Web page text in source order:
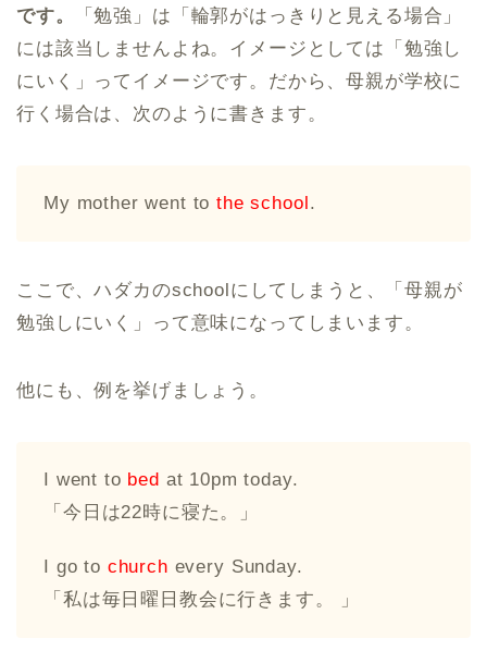
です。
「勉強」は「輪郭がはっきりと見える場合」
には該当しませんよね。イメージとしては「勉強し
にいく」ってイメージです。だから、母親が学校に
行く場合は、次のように書きます。
My mother went tothe school.
ここで、ハダカのschoolにしてしまうと、「母親が
勉強しにいく」って意味になってしまいます。
他にも、例を挙げましょう。
I went to bed at 10pm today.
「今日は22時に寝た。」
I go to church every Sunday.
「私は毎日曜日教会に行きます。 」